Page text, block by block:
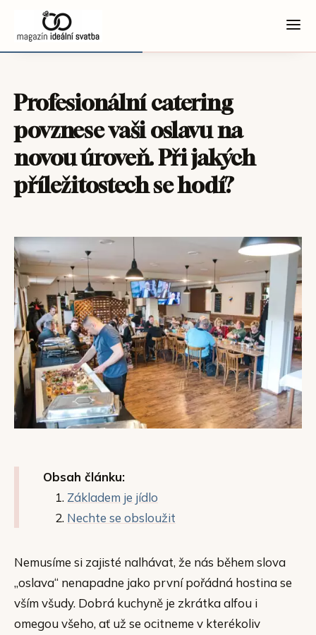
Profesionální catering
povznese vaši oslavu na
novou úroveň. Při jakých
příležitostech se hodí?
Obsah článku:
Základem je jídlo
Nechte se obsloužit
Nemusíme si zajisté nalhávat, že nás během slova
„oslava“ nenapadne jako první pořádná hostina se
vším všudy. Dobrá kuchyně je zkrátka alfou i
omegou všeho, ať už se ocitneme v kterékoliv